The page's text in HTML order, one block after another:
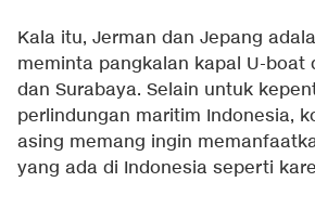
Kala itu, Jerman dan Jepang
meminta pangkalan kapal U-boat
dan Surabaya. Selain untuk
perlindungan maritim Indonesia,
asing memang ingin
yang ada di Indonesia seperti